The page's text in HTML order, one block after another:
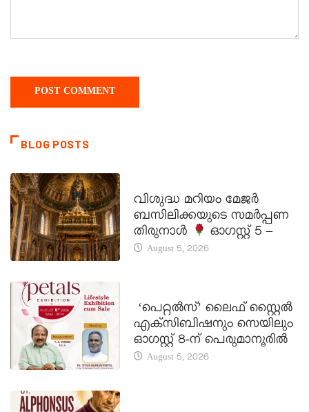
BLOG POSTS
വിശുദ്ധ മറിയം മേജർ
ബസിലിക്കയുടെ സമർപ്പണ
തിരുനാൾ
ഓഗസ്റ്റ് 5 –
August 5, 2026
‘പെറ്റൽസ്’ ലൈഫ് സ്റ്റൈൽ
എക്സിബിഷനും സെയിലും
ഓഗസ്റ്റ് 8-ന് പെരുമാനൂരിൽ
August 5, 2026